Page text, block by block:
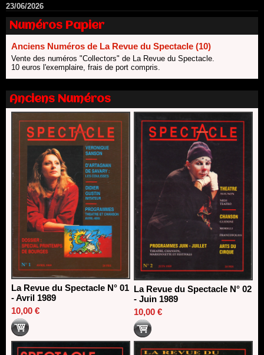
20/06/2026
Le palmarès des prix SACD 2026
18/06/2026
Les 10 lauréats du Fonds Grandes Formes Théâtre 2026
SACD
13/06/2026
direction du Théâtre de Gennevilliers - CDN
13/06/2026
Dispositif SACD Auteurs d'espaces : les lauréats 2026
18/03/2026
Numéros Papier
Anciens Numéros de La Revue du Spectacle (10)
Vente des numéros "Collectors" de La Revue du Spectacle.
10 euros l'exemplaire, frais de port compris.
Anciens Numéros
La Revue du Spectacle N° 01
- Avril 1989
10,00 €
La Revue du Spectacle N° 02
- Juin 1989
10,00 €